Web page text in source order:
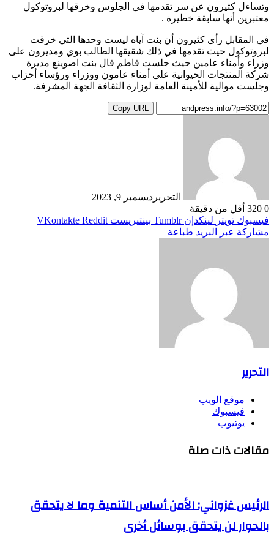
وتساءل كثيرون عن سر تقدمها في الجلوس وخرقها لبروتوكول
معتبرين أنها سابقة خطيرة .
في المقابل رأى كثيرون أن بنت آياه ليست وحدها التي خرقت
لبروتوكول حيث تقدمها في ذلك شقيقها الطالب بوي ومديرون على
وزراء وأمناء عامين حيث جلست فاطم فال بنت اصوينع مديرة
شركة المنتجات الحيوانية على أمناء عامون ووزراء ورؤساء أحزاب
وجلست موالية للأمينة العامة لوزارة الثقافة الجهة المشرفة.
Copy URL
التحرير ديسمبر 9, 2023
0
أقل من دقيقة
فيسبوك تويتر لينكدإن بينتيريست
مشاركة عبر البريد طباعة
التحرير
موقع الويب
فيسبوك
يوتيوب
مقالات ذات صلة
الرئيس غزواني: الأمن أساس التنمية وما لا يتحقق
بالحوار لن يتحقق بوسائل أخرى